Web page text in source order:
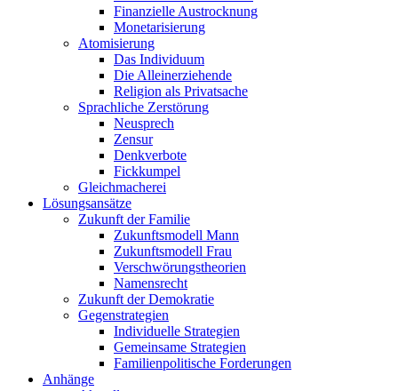
Finanzielle Austrocknung
Monetarisierung
Atomisierung
Das Individuum
Die Alleinerziehende
Religion als Privatsache
Sprachliche Zerstörung
Neusprech
Zensur
Denkverbote
Fickkumpel
Gleichmacherei
Lösungsansätze
Zukunft der Familie
Zukunftsmodell Mann
Zukunftsmodell Frau
Verschwörungstheorien
Namensrecht
Zukunft der Demokratie
Gegenstrategien
Individuelle Strategien
Gemeinsame Strategien
Familienpolitische Forderungen
Anhänge